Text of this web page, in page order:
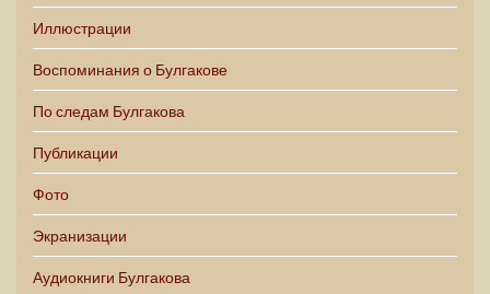
Иллюстрации
Воспоминания о Булгакове
По следам Булгакова
Публикации
Фото
Экранизации
Аудиокниги Булгакова